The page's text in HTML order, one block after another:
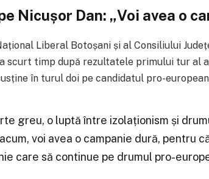
Nicușor Dan: „Voi avea o
Liberal Botoșani și al Consiliului
scurt timp după rezultatele primului tur al
în turul doi pe candidatul pro-european
greu, o luptă între izolaționism și
voi avea o campanie dură, pentru
care să continue pe drumul pro-